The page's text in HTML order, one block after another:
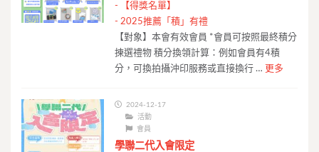
-
【得獎名單】
- 2025推薦「積」有禮
【對象】本會有效會員 *會員可按照最終積分
揀選禮物 積分換領計算：例如會員有4積
分，可換拍攝沖印服務或直接換行 … 更多
2024-12-17
活動
會員
學聯二代入會限定